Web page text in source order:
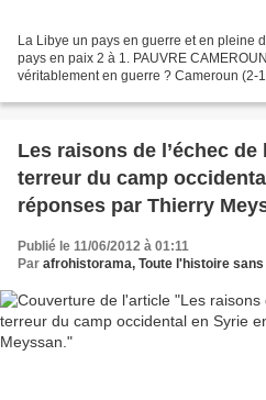
La Libye un pays en guerre et en pleine
pays en paix 2 à 1. PAUVRE
véritablement en guerre ? Cameroun (2-
Les raisons de l’échec
terreur du camp
réponses par Thierry
Publié le 11/06/2012 à 01:11
Par afrohistorama, Toute l'histoire